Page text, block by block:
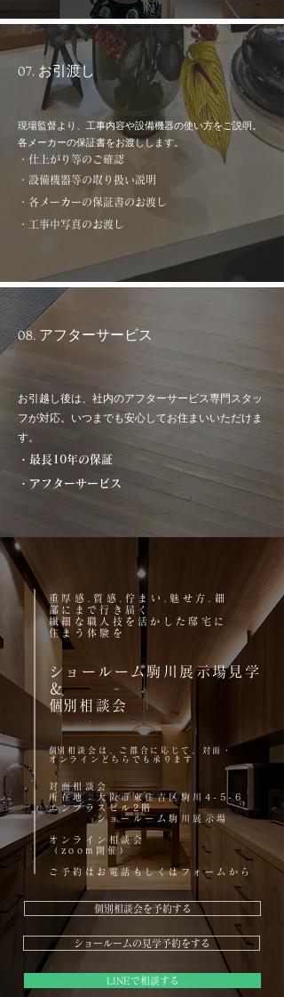
07. お引渡し
現場監督より、工事内容や設備機器の使い方をご説明。
各メーカーの保証書をお渡しします。
・仕上がり等のご確認
・設備機器等の取り扱い説明
​・ 各メーカーの保証書のお渡し
・​ 工事中写真のお渡し
08. アフターサービス
お引越し後は、社内のアフターサービス専門スタッ
フが対応。いつまでも安心してお住まいいただけま
す。
・最長10年の保証
・アフターサービス
重厚感.質感.佇まい.魅せ方.細
部にまで行き届く
繊細な職人技を活かした 邸宅に
住まう体験を
ショールーム駒川展示場見学
＆
​個別相談会
​個別相談会は、ご都合に応じて、対面・
オンラインどちらでも承ります
対面相談会
所在地；大阪市東住吉区駒川4-5-6
エンプラスビル2階
ショールーム駒川展示場
オンライン相談会
（zoom開催）
ご予約はお電話もしくはフォームから
個別相談会を予約する
ショールームの見学予約をする
LINEで相談する